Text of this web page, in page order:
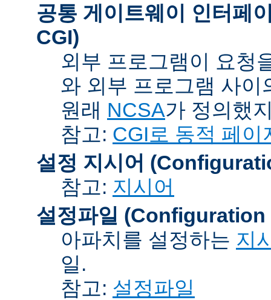
공통 게이트웨이 인터페
CGI)
외부 프로그램이 요청
와 외부 프로그램 사
원래 NCSA가 정의했
참고: CGI로 동적 페이
설정 지시어
참고: 지시어
설정파일 (Configuration
아파치를 설정하는 지
일.
참고: 설정파일